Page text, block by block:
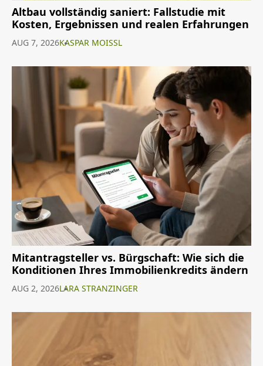
Altbau vollständig saniert: Fallstudie mit
Kosten, Ergebnissen und realen Erfahrungen
AUG 7, 2026KASPAR MOISSL
Mitantragsteller vs. Bürgschaft: Wie sich die
Konditionen Ihres Immobilienkredits ändern
AUG 2, 2026LARA STRANZINGER